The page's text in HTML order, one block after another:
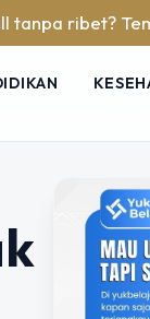
ribet?